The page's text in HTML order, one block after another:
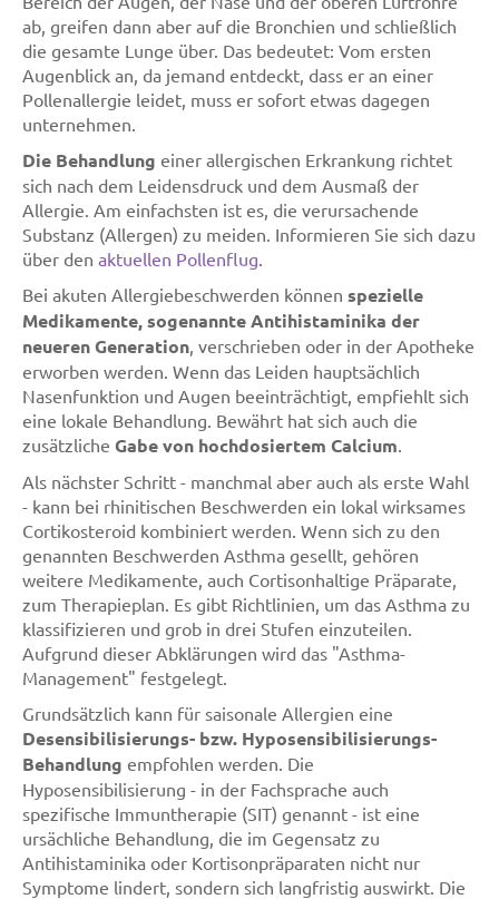
ab, greifen dann aber auf die Bronchien und schließlich
die gesamte Lunge über. Das bedeutet: Vom ersten
Augenblick an, da jemand entdeckt, dass er an einer
Pollenallergie leidet, muss er sofort etwas dagegen
unternehmen.
Die Behandlung einer allergischen Erkrankung richtet
sich nach dem Leidensdruck und dem Ausmaß der
Allergie. Am einfachsten ist es, die verursachende
Substanz (Allergen) zu meiden. Informieren Sie sich dazu
über den aktuellen Pollenflug.
Bei akuten Allergiebeschwerden können spezielle
Medikamente, sogenannte Antihistaminika der
neueren Generation, verschrieben oder in der Apotheke
erworben werden. Wenn das Leiden hauptsächlich
Nasenfunktion und Augen beeinträchtigt, empfiehlt sich
eine lokale Behandlung. Bewährt hat sich auch die
zusätzliche Gabe von hochdosiertem Calcium.
Als nächster Schritt - manchmal aber auch als erste Wahl
- kann bei rhinitischen Beschwerden ein lokal wirksames
Cortikosteroid kombiniert werden. Wenn sich zu den
genannten Beschwerden Asthma gesellt, gehören
weitere Medikamente, auch Cortisonhaltige Präparate,
zum Therapieplan. Es gibt Richtlinien, um das Asthma zu
klassifizieren und grob in drei Stufen einzuteilen.
Aufgrund dieser Abklärungen wird das "Asthma-
Management" festgelegt.
Grundsätzlich kann für saisonale Allergien eine
Desensibilisierungs- bzw. Hyposensibilisierungs-
Behandlung empfohlen werden. Die
Hyposensibilisierung - in der Fachsprache auch
spezifische Immuntherapie (SIT) genannt - ist eine
ursächliche Behandlung, die im Gegensatz zu
Antihistaminika oder Kortisonpräparaten nicht nur
Symptome lindert, sondern sich langfristig auswirkt. Die